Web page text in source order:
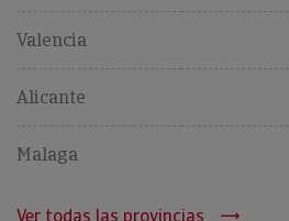
Valencia
Alicante
Malaga
Ver todas las provincias